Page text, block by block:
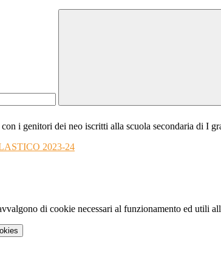
i genitori dei neo iscritti alla scuola secondaria di I
2023-24
di cookie necessari al funzionamento ed utili